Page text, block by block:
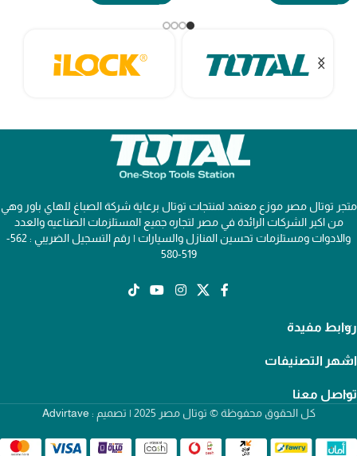
متجر توتال مصر موزع معتمد لمنتجات توتال برعاية شركة الصباغ للهاي باور وهي
من اكبر الشركات الرائدة في مصر لتجاره جميع المستلزمات الصناعيه والعدد
والادوات ومستلزمات تحسين المنازل والسيارات | رقم التسجيل الضريبي : 562-
519-580
روابط مفيدة
اشهر التصنيفات
تواصل معنا
كل الحقوق محفوظة © توتال مصر 2025 | تصميم : Advirtave